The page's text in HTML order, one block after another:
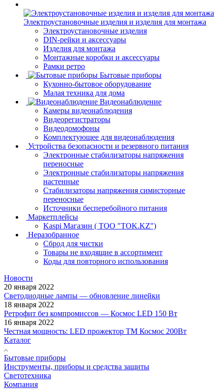
Электроустановочные изделия и изделия для монтажа
Электроустановочные изделия
DIN-рейки и аксессуары
Изделия для монтажа
Монтажные коробки и аксессуары
Рамки ретро
Бытовые приборы
Кухонно-бытовое оборудование
Малая техника для дома
Видеонаблюдение
Камеры видеонаблюдения
Видеорегистраторы
Видеодомофоны
Комплектующее для видеонаблюдения
Устройства безопасности и резервного питания
Электронные стабилизаторы напряжения
переносные
Электронные стабилизаторы напряжения
настенные
Стабилизаторы напряжения симисторные
переносные
Источники бесперебойного питания
Маркетплейсы
Kaspi Магазин ( ТОО "TOK.KZ")
Неразобранное
Сброд для чистки
Товары не входящие в ассортимент
Коды для повторного использования
Новости
20 января 2022
Светодиодные лампы — обновление линейки
18 января 2022
Ретрофит без компромиссов — Космос LED 150 Вт
16 января 2022
Честная мощность: LED прожектор ТМ Космос 200Вт
Каталог
Бытовые приборы
Инструменты, приборы и средства защиты
Светотехника
Компания